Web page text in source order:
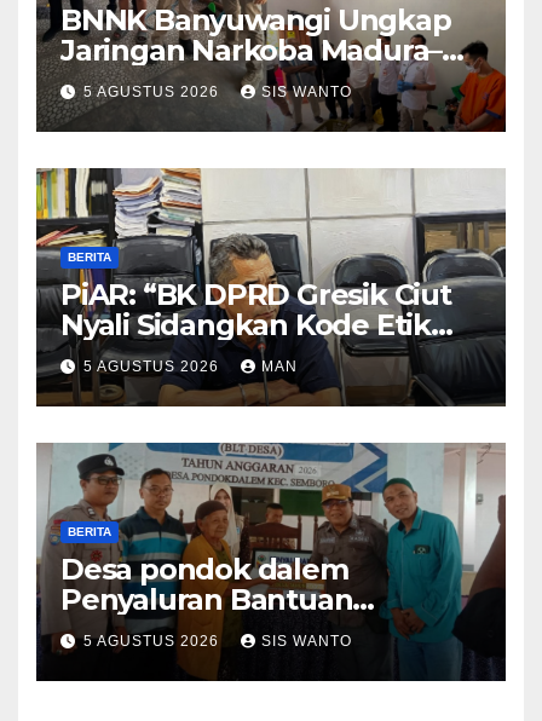
BNNK Banyuwangi Ungkap
Jaringan Narkoba Madura–
Bali
5 AGUSTUS 2026 SIS WANTO
BERITA
PiAR: “BK DPRD Gresik Ciut
Nyali Sidangkan Kode Etik
Ketua DPRD”
5 AGUSTUS 2026 MAN
BERITA
Desa pondok dalem
Penyaluran Bantuan
Langsung Tunai (BLT) Di
Desa Pondokdalem
Kecamatan Semboro: sangat
5 AGUSTUS 2026 SIS WANTO